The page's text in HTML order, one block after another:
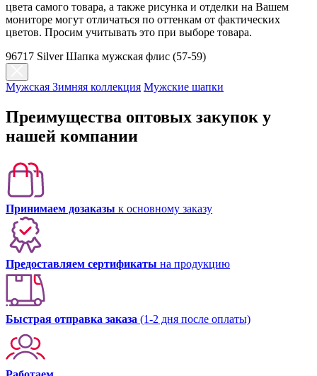
цвета самого товара, а также рисунка и отделки на Вашем
мониторе могут отличаться по оттенкам от фактических
цветов. Просим учитывать это при выборе товара.
96717 Silver Шапка мужская флис (57-59)
Мужская Зимняя коллекция Мужские шапки
Преимущества оптовых закупок у
нашей компании
Принимаем дозаказы к основному заказу
Предоставляем сертификаты на продукцию
Быстрая отправка заказа (1-2 дня после оплаты)